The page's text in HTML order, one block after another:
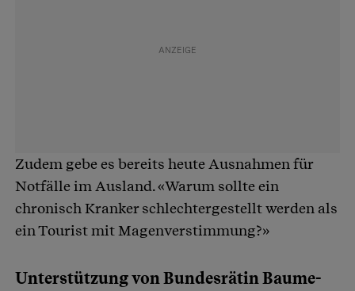
Zudem gebe es bereits heute Ausnahmen für
Notfälle im Ausland. «Warum sollte ein
chronisch Kranker schlechtergestellt werden als
ein Tourist mit Magenverstimmung?»
Unterstützung von Bundesrätin Baume-